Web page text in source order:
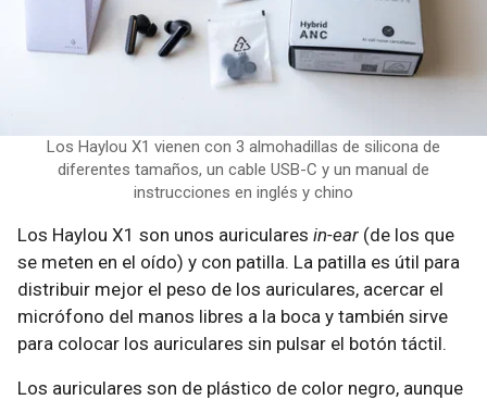
Los Haylou X1 vienen con 3 almohadillas de silicona de
diferentes tamaños, un cable USB-C y un manual de
instrucciones en inglés y chino
Los Haylou X1 son unos auriculares in-ear (de los que
se meten en el oído) y con patilla. La patilla es útil para
distribuir mejor el peso de los auriculares, acercar el
micrófono del manos libres a la boca y también sirve
para colocar los auriculares sin pulsar el botón táctil.
Los auriculares son de plástico de color negro, aunque